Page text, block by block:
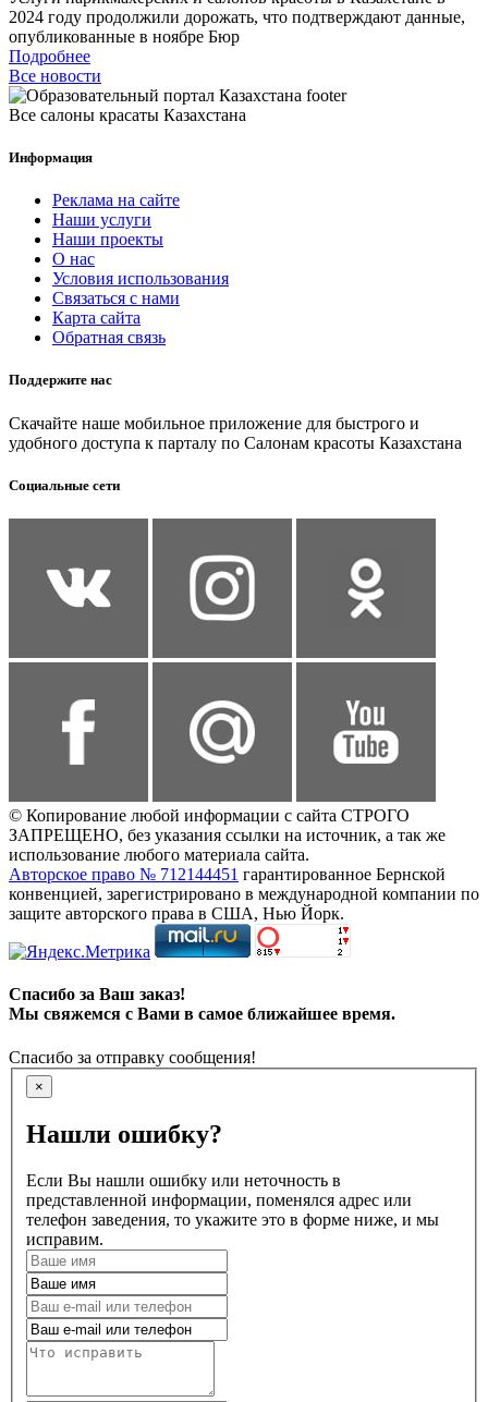
2024 году продолжили дорожать, что подтверждают данные,
опубликованные в ноябре Бюр
Подробнее
Все новости
Все салоны красаты Казахстана
Информация
Реклама на сайте
Наши услуги
Наши проекты
О нас
Условия использования
Связаться с нами
Карта сайта
Обратная связь
Поддержите нас
Скачайте наше мобильное приложение для быстрого и
удобного доступа к парталу по Салонам красоты Казахстана
Социальные сети
© Копирование любой информации с сайта СТРОГО
ЗАПРЕЩЕНО, без указания ссылки на источник, а так же
использование любого материала сайта.
Авторское право № 712144451 гарантированное Бернской
конвенцией, зарегистрировано в международной компании по
защите авторского права в США, Нью Йорк.
Спасибо за Ваш заказ!
Мы свяжемся с Вами в самое ближайшее время.
Спасибо за отправку сообщения!
×
Нашли ошибку?
Если Вы нашли ошибку или неточность в
представленной информации, поменялся адрес или
телефон заведения, то укажите это в форме ниже, и мы
исправим.